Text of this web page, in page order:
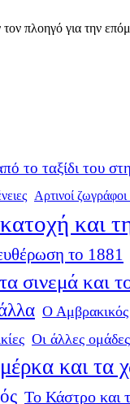
πλοηγό για την
το ταξίδι του
Αρτινοί
και
το 1881
σινεμά και
Ο Αμβρακικός
Οι άλλες ομάδες
και τα
Το Κάστρο και